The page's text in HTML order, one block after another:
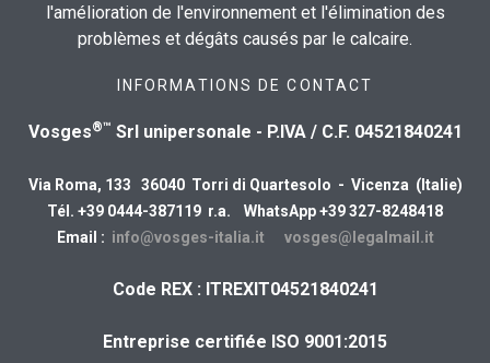
l'amélioration de l'environnement et l'élimination des
problèmes et dégâts causés par le calcaire.
INFORMATIONS DE CONTACT
Vosges®™ Srl unipersonale - P.IVA / C.F. 04521840241
Via Roma, 133 36040 Torri di Quartesolo - Vicenza (Italie)
Tél. +39 0444-387119 r.a. WhatsApp +39 327-8248418
Email : info@vosges-italia.it vosges@legalmail.it
Code REX : ITREXIT04521840241
Entreprise certifiée ISO 9001:2015